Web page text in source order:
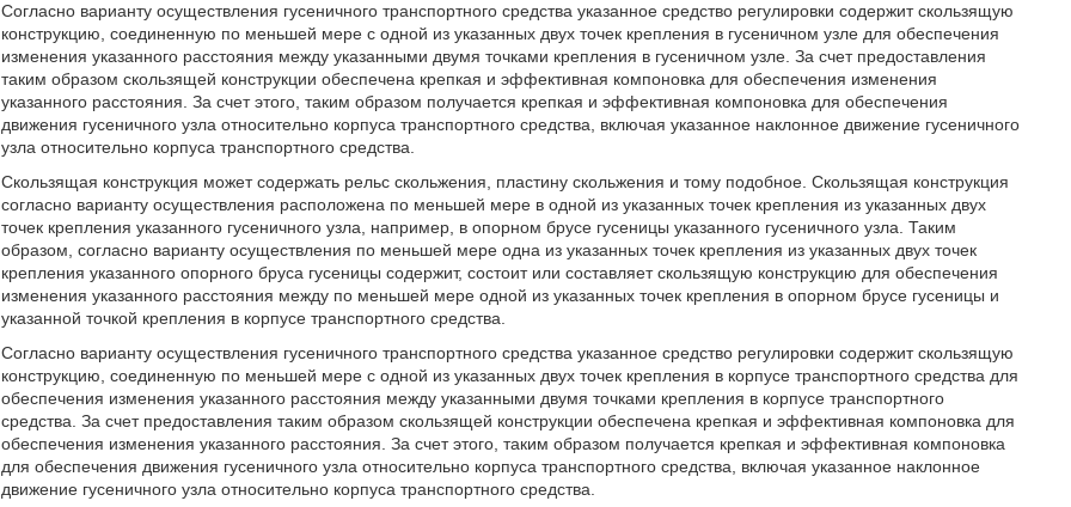
Согласно варианту осуществления гусеничного транспортного средства указанное средство регулировки содержит скользящую
конструкцию, соединенную по меньшей мере с одной из указанных двух точек крепления в гусеничном узле для обеспечения
изменения указанного расстояния между указанными двумя точками крепления в гусеничном узле. За счет предоставления
таким образом скользящей конструкции обеспечена крепкая и эффективная компоновка для обеспечения изменения
указанного расстояния. За счет этого, таким образом получается крепкая и эффективная компоновка для обеспечения
движения гусеничного узла относительно корпуса транспортного средства, включая указанное наклонное движение гусеничного
узла относительно корпуса транспортного средства.
Скользящая конструкция может содержать рельс скольжения, пластину скольжения и тому подобное. Скользящая конструкция
согласно варианту осуществления расположена по меньшей мере в одной из указанных точек крепления из указанных двух
точек крепления указанного гусеничного узла, например, в опорном брусе гусеницы указанного гусеничного узла. Таким
образом, согласно варианту осуществления по меньшей мере одна из указанных точек крепления из указанных двух точек
крепления указанного опорного бруса гусеницы содержит, состоит или составляет скользящую конструкцию для обеспечения
изменения указанного расстояния между по меньшей мере одной из указанных точек крепления в опорном брусе гусеницы и
указанной точкой крепления в корпусе транспортного средства.
Согласно варианту осуществления гусеничного транспортного средства указанное средство регулировки содержит скользящую
конструкцию, соединенную по меньшей мере с одной из указанных двух точек крепления в корпусе транспортного средства для
обеспечения изменения указанного расстояния между указанными двумя точками крепления в корпусе транспортного
средства. За счет предоставления таким образом скользящей конструкции обеспечена крепкая и эффективная компоновка для
обеспечения изменения указанного расстояния. За счет этого, таким образом получается крепкая и эффективная компоновка
для обеспечения движения гусеничного узла относительно корпуса транспортного средства, включая указанное наклонное
движение гусеничного узла относительно корпуса транспортного средства.